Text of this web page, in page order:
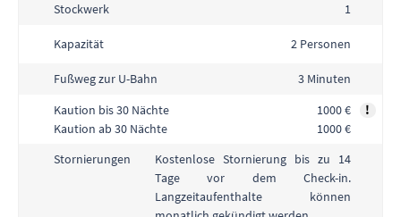
Stockwerk 1
Kapazität 2 Personen
Fußweg zur U-Bahn
3 Minuten
Kaution bis 30 Nächte
Kaution ab 30 Nächte
1000 €
1000 €
!
Stornierungen
Kostenlose Stornierung bis zu 14
Tage vor dem Check-in.
Langzeitaufenthalte können